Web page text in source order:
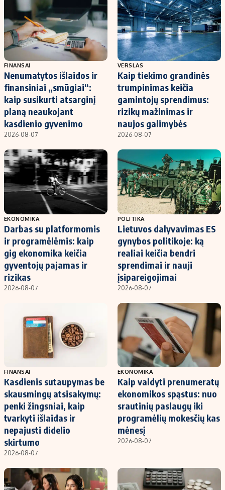
FINANSAI
Nenumatytos išlaidos ir
finansiniai „smūgiai“:
kaip susikurti atsarginį
planą neaukojant
kasdienio gyvenimo
2026-08-07
VERSLAS
Kaip tiekimo grandinės
trumpinimas keičia
gamintojų sprendimus:
rizikų mažinimas ir
naujos galimybės
2026-08-07
EKONOMIKA
Darbas su platformomis
ir programėlėmis: kaip
gig ekonomika keičia
gyventojų pajamas ir
rizikas
2026-08-07
POLITIKA
Lietuvos dalyvavimas ES
gynybos politikoje: ką
realiai keičia bendri
sprendimai ir nauji
įsipareigojimai
2026-08-07
FINANSAI
Kasdienis sutaupymas be
skausmingų atsisakymų:
penki žingsniai, kaip
tvarkyti išlaidas ir
nepajusti didelio
skirtumo
2026-08-07
EKONOMIKA
Kaip valdyti prenumeratų
ekonomikos spąstus: nuo
srautinių paslaugų iki
programėlių mokesčių kas
mėnesį
2026-08-07